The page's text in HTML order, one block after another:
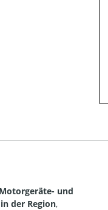
und
der Region,